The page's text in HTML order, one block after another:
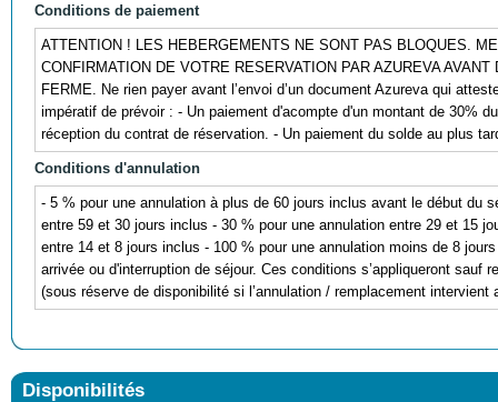
Conditions de paiement
ATTENTION ! LES HEBERGEMENTS NE SONT PAS BLOQUES.
CONFIRMATION DE VOTRE RESERVATION PAR AZUREVA
FERME. Ne rien payer avant l’envoi d’un document Azureva qui
impératif de prévoir : - Un paiement d'acompte d'un montant de 30%
réception du contrat de réservation. - Un paiement du solde au plus
Conditions d'annulation
- 5 % pour une annulation à plus de 60 jours inclus avant le début du
entre 59 et 30 jours inclus - 30 % pour une annulation entre 29 et 15
entre 14 et 8 jours inclus - 100 % pour une annulation moins de 8
arrivée ou d'interruption de séjour. Ces conditions s’appliqueront sauf
(sous réserve de disponibilité si l’annulation / remplacement intervient
Disponibilités